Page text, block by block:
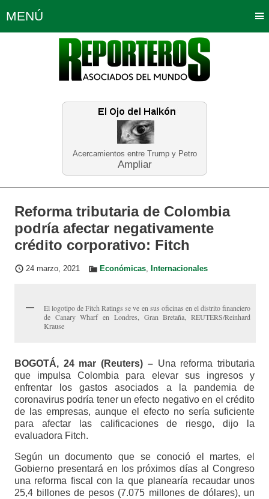
Acercamientos entre Trump y Petro
Ampliar
MENÚ
Política Opinión Bogotá
Planeta Tierra Deportes
Educación Neira
Reforma tributaria de Colombia
podría afectar negativamente
crédito corporativo: Fitch
24 marzo, 2021 Económicas, Internacionales
El logotipo de Fitch Ratings se ve en sus oficinas en el distrito financiero
de Canary Wharf en Londres, Gran Bretaña, REUTERS/Reinhard
Krause
BOGOTÁ, 24 mar (Reuters) –Una reforma tributaria
que impulsa Colombia para elevar sus ingresos y
enfrentar los gastos asociados a la pandemia de
coronavirus podría tener un efecto negativo en el crédito
de las empresas, aunque el efecto no sería suficiente
para afectar las calificaciones de riesgo, dijo la
evaluadora Fitch.
Según un documento que se conoció el martes, el
Gobierno presentará en los próximos días al Congreso
una reforma fiscal con la que planearía recaudar unos
25,4 billones de pesos (7.075 millones de dólares), un